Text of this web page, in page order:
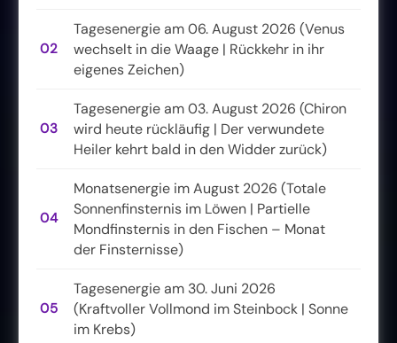
02
Tagesenergie am 06. August 2026 (Venus
wechselt in die Waage | Rückkehr in ihr
eigenes Zeichen)
03
Tagesenergie am 03. August 2026 (Chiron
wird heute rückläufig | Der verwundete
Heiler kehrt bald in den Widder zurück)
04
Monatsenergie im August 2026 (Totale
Sonnenfinsternis im Löwen | Partielle
Mondfinsternis in den Fischen – Monat
der Finsternisse)
05
Tagesenergie am 30. Juni 2026
(Kraftvoller Vollmond im Steinbock | Sonne
im Krebs)